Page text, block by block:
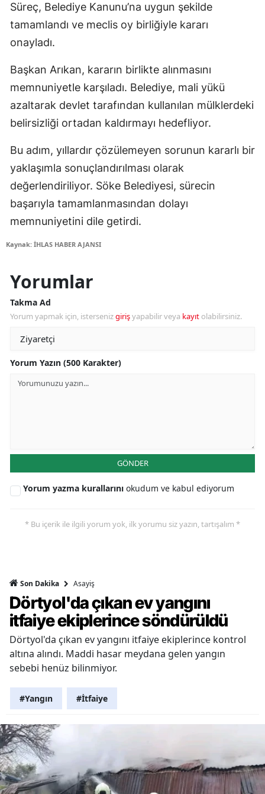
Süreç, Belediye Kanunu’na uygun şekilde
tamamlandı ve meclis oy birliğiyle kararı
onayladı.
Başkan Arıkan, kararın birlikte alınmasını
memnuniyetle karşıladı. Belediye, mali yükü
azaltarak devlet tarafından kullanılan mülklerdeki
belirsizliği ortadan kaldırmayı hedefliyor.
Bu adım, yıllardır çözülemeyen sorunun kararlı bir
yaklaşımla sonuçlandırılması olarak
değerlendiriliyor. Söke Belediyesi, sürecin
başarıyla tamamlanmasından dolayı
memnuniyetini dile getirdi.
Kaynak: İHLAS HABER AJANSI
Yorumlar
Takma Ad
Yorum yapmak için, istersenizgirişyapabilir veya kayıt olabilirsiniz.
Yorum Yazın (500 Karakter)
GÖNDER
Yorum yazma kurallarını okudum ve kabul ediyorum
* Bu içerik ile ilgili yorum yok, ilk yorumu siz yazın, tartışalım *
Son Dakika Asayiş
Dörtyol'da çıkan ev yangını
itfaiye ekiplerince söndürüldü
Dörtyol'da çıkan ev yangını itfaiye ekiplerince kontrol
altına alındı. Maddi hasar meydana gelen yangın
sebebi henüz bilinmiyor.
#Yangın #İtfaiye